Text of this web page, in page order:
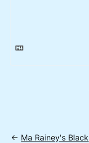
← Ma Rainey's Black